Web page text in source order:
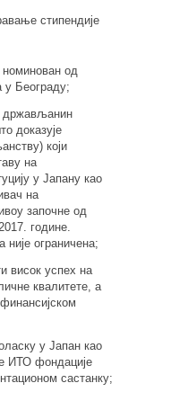
стипендије
номинован од
у Београду;
држављанин
доказује
који
на
у Јапану као
на
започне од
године.
ограничена;
висок успех на
квалитете, а
у Јапан као
ИТО фондације
састанку;